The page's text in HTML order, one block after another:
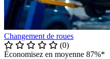
Changement de roues
(0)
Économisez en moyenne 87%*